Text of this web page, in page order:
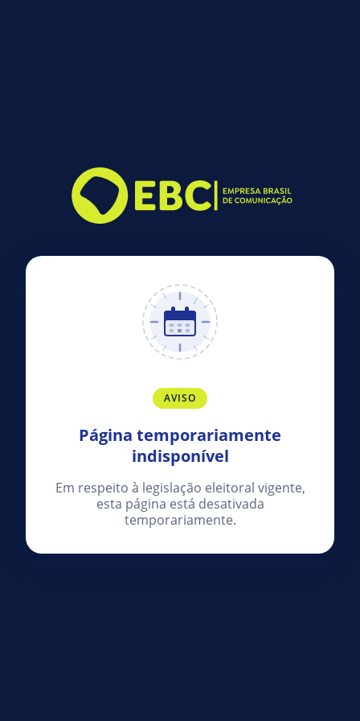
AVISO
Página temporariamente
indisponível
Em respeito à legislação eleitoral vigente,
esta página está desativada
temporariamente.